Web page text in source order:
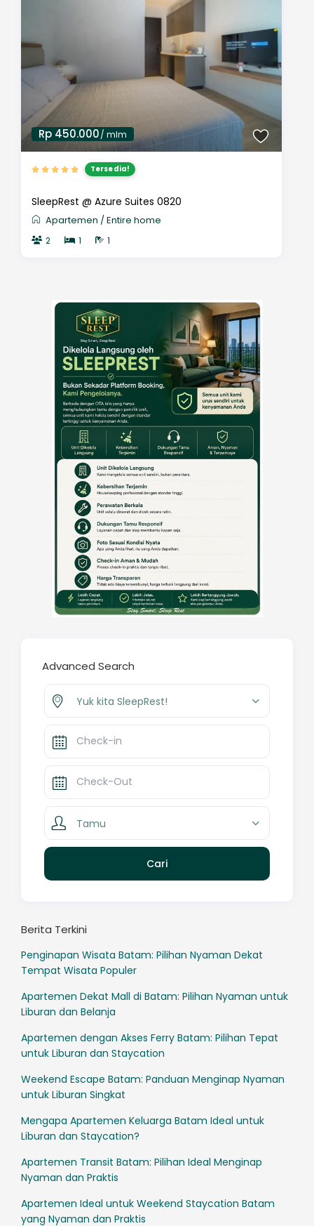
Rp 450.000/ mlm
Tersedia!
SleepRest @ Azure Suites 0820
Apartemen /Entire home
2 1 1
Advanced Search
Yuk kita SleepRest!
Tamu
Berita Terkini
Penginapan Wisata Batam: Pilihan Nyaman Dekat
Tempat Wisata Populer
Apartemen Dekat Mall di Batam: Pilihan Nyaman untuk
Liburan dan Belanja
Apartemen dengan Akses Ferry Batam: Pilihan Tepat
untuk Liburan dan Staycation
Weekend Escape Batam: Panduan Menginap Nyaman
untuk Liburan Singkat
Mengapa Apartemen Keluarga Batam Ideal untuk
Liburan dan Staycation?
Apartemen Transit Batam: Pilihan Ideal Menginap
Nyaman dan Praktis
Apartemen Ideal untuk Weekend Staycation Batam
yang Nyaman dan Praktis